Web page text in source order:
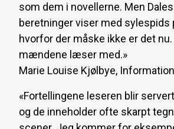
som dem i novellerne. Men
beretninger viser med
hvorfor der måske ikke er det
mændene læser med.»
Marie Louise Kjølbye, Information
«Fortellingene leseren blir
og de inneholder ofte skarpt